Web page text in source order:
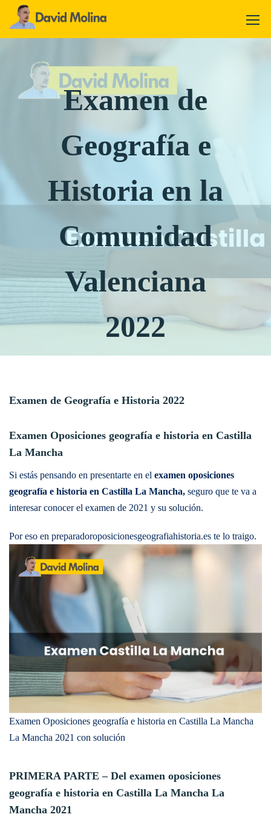
Examen de
Geografía e
Historia en la
Comunidad
Valenciana
2022
Examen de Geografía e Historia 2022
Examen Oposiciones geografía e historia en Castilla
La Mancha
Si estás pensando en presentarte en el examen oposiciones
geografía e historia en Castilla La Mancha, seguro que te va a
interesar conocer el examen de 2021 y su solución.
Por eso en preparadoroposicionesgeografiahistoria.es te lo traigo.
Examen Oposiciones geografía e historia en Castilla La Mancha
La Mancha 2021 con solución
PRIMERA PARTE – Del examen oposiciones
geografía e historia en Castilla La Mancha La
Mancha 2021